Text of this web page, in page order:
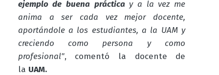
ejemplo de buena prácticay a la vez me
anima a ser cada vez mejor docente,
aportándole a los estudiantes, a la UAM y
creciendo como persona y como
profesional", comentó la docente de
la UAM.